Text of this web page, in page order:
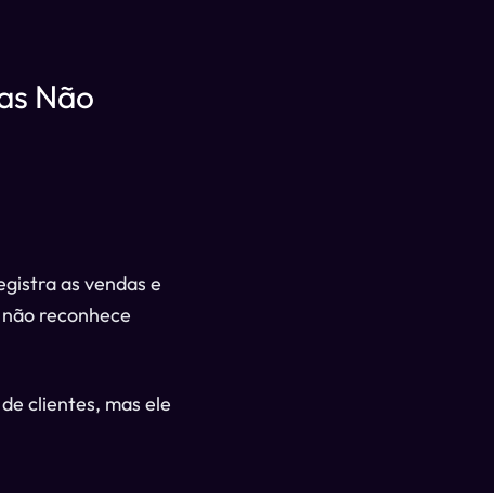
Não
as vendas e
reconhece
clientes, mas ele